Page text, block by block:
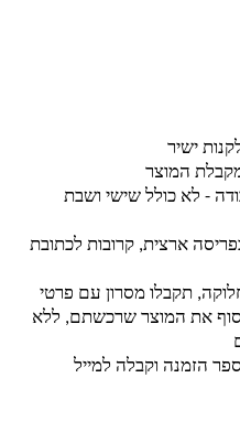
ישיר
עד 15-20 ימי עבודה - לא כולל שישי ושבת
ארצית, קרובות לכתובת
תקבלו מסרון עם פרטי
את המוצר שרכשתם, ללא
הזמנה וקבלה למייל